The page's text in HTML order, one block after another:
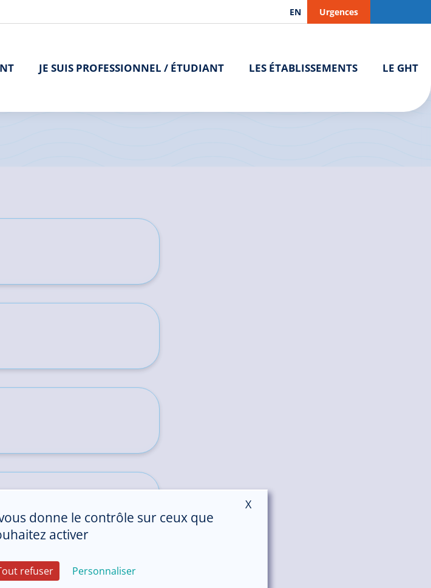
EN Urgences
JE SUIS PROFESSIONNEL / ÉTUDIANT LES ÉTABLISSEMENTS LE GHT
donne le contrôle sur ceux que
activer
refuser Personnaliser
X